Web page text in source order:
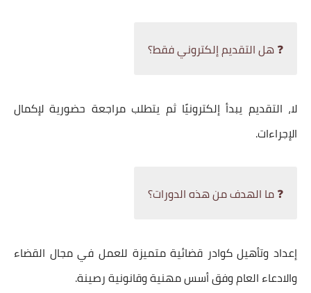
❓ هل التقديم إلكتروني فقط؟
لا، التقديم يبدأ إلكترونيًا ثم يتطلب مراجعة حضورية لإكمال
الإجراءات.
❓ ما الهدف من هذه الدورات؟
إعداد وتأهيل كوادر قضائية متميزة للعمل في مجال القضاء
والادعاء العام وفق أسس مهنية وقانونية رصينة.